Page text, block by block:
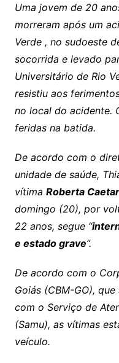
Uma jovem de 20
morreram após um
Verde , no sudoeste
socorrida e levado
Universitário de Rio
resistiu aos
no local do acidente.
feridas na batida.
De acordo com o
unidade de saúde,
vítima Roberta
domingo (20), por
22 anos, segue “
e estado grave”.
De acordo com o
Goiás (CBM-GO),
com o Serviço de
(Samu), as vítimas
veículo.